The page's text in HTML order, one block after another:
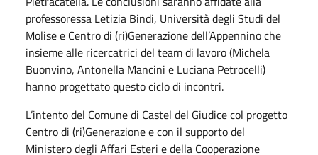
professoressa Letizia Bindi, Università degli Studi del
Molise e Centro di (ri)Generazione dell’Appennino che
insieme alle ricercatrici del team di lavoro (Michela
Buonvino, Antonella Mancini e Luciana Petrocelli)
hanno progettato questo ciclo di incontri.
L’intento del Comune di Castel del Giudice col progetto
Centro di (ri)Generazione e con il supporto del
Ministero degli Affari Esteri e della Cooperazione